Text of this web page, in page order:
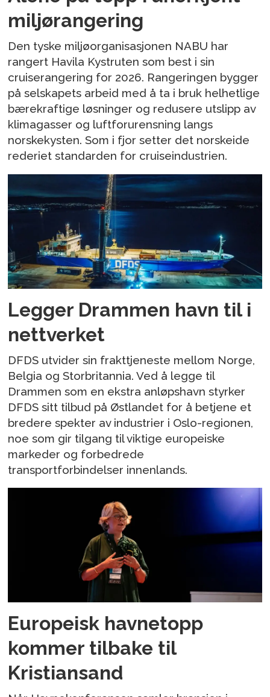
miljørangering
Den tyske miljøorganisasjonen NABU har
rangert Havila Kystruten som best i sin
cruiserangering for 2026. Rangeringen bygger
på selskapets arbeid med å ta i bruk helhetlige
bærekraftige løsninger og redusere utslipp av
klimagasser og luftforurensning langs
norskekysten. Som i fjor setter det norskeide
rederiet standarden for cruiseindustrien.
Legger Drammen havn til i
nettverket
DFDS utvider sin frakttjeneste mellom Norge,
Belgia og Storbritannia. Ved å legge til
Drammen som en ekstra anløpshavn styrker
DFDS sitt tilbud på Østlandet for å betjene et
bredere spekter av industrier i Oslo-regionen,
noe som gir tilgang til viktige europeiske
markeder og forbedrede
transportforbindelser innenlands.
Europeisk havnetopp
kommer tilbake til
Kristiansand